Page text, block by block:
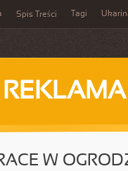
Spis Treści Tagi
REKLAMA
W